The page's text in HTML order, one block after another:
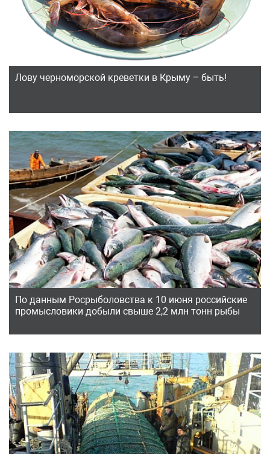
Лову черноморской креветки в Крыму – быть!
По данным Росрыболовства к 10 июня российские
промысловики добыли свыше 2,2 млн тонн рыбы